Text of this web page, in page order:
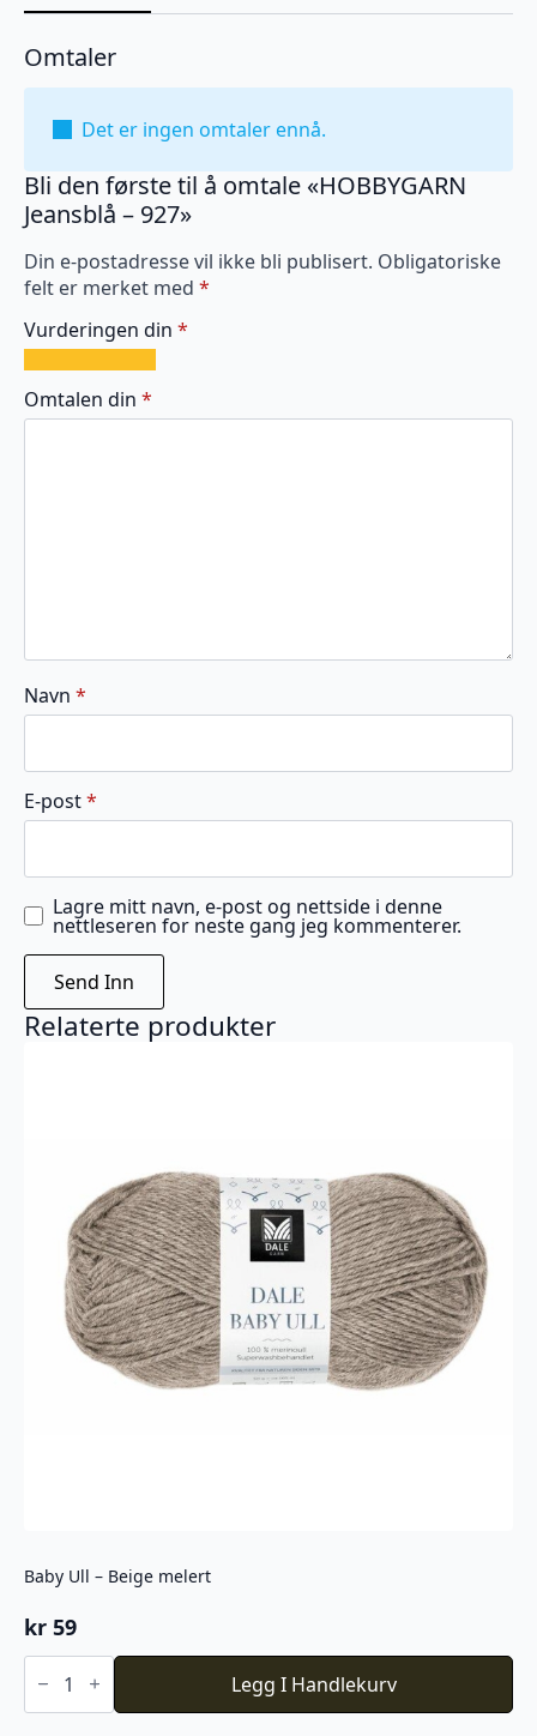
Omtaler
Det er ingen omtaler ennå.
Bli den første til å omtale «HOBBYGARN
Jeansblå – 927»
Din e-postadresse vil ikke bli publisert. Obligatoriske
felt er merket med *
Vurderingen din *
av
5
av
5
av
5
av
5
av
5
Omtalen din *
Navn *
E-post*
Lagre mitt navn, e-post og nettside i denne
nettleseren for neste gang jeg kommenterer.
Relaterte produkter
Baby Ull – Beige melert
kr 59
Baby
Ull
Beige
Legg I Handlekurv